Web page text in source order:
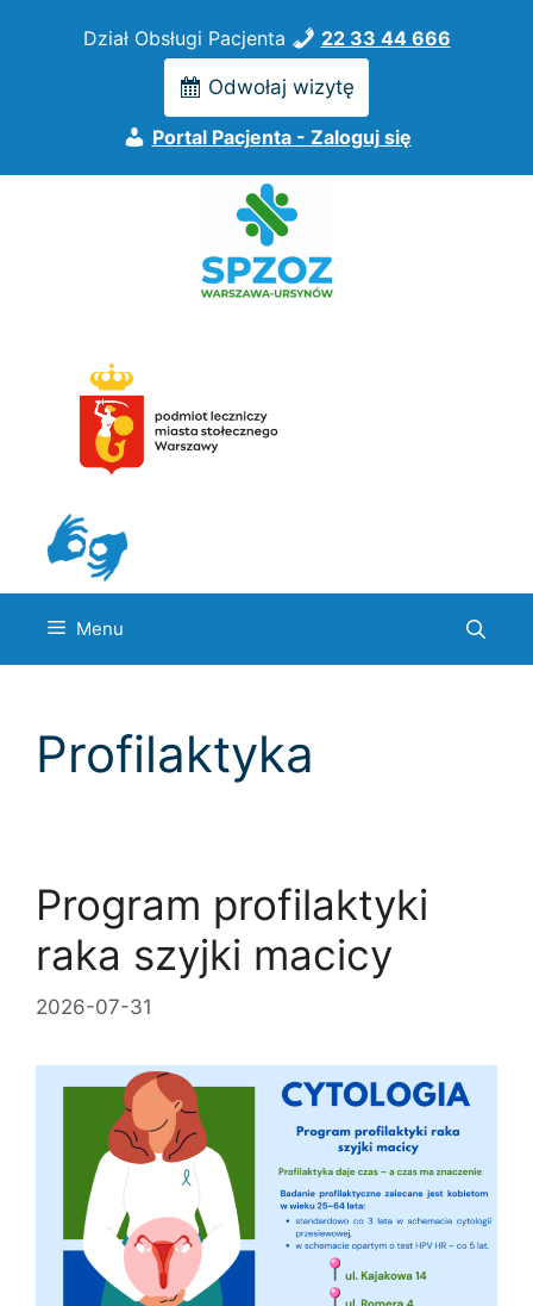
Dział Obsługi Pacjenta 22 33 44 666
Odwołaj wizytę
Portal Pacjenta - Zaloguj się
Menu
Profilaktyka
Program profilaktyki
raka szyjki macicy
2026-07-31